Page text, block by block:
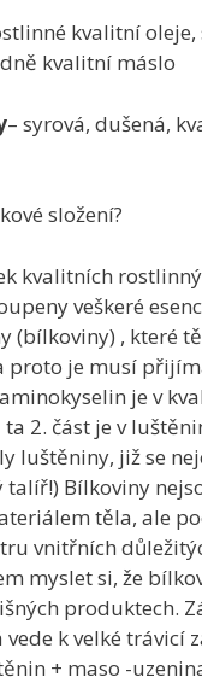
kvalitní oleje,
kvalitní máslo
– syrová, dušená,
složení?
kvalitních
veškeré
(bílkoviny) , které
proto je musí
je v
2. část je v
luštěniny, již se
talíř!) Bílkoviny
těla, ale
vnitřních
myslet si, že
produktech.
k velké trávicí
+ maso -